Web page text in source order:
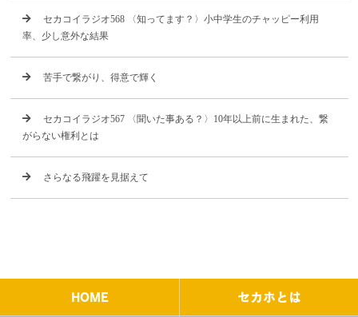
セカコイラジオ568 〈知ってます？〉小中学生のチャッピー利用
率、少し意外な結果
苦手で繋がり、得意で輝く
セカコイラジオ567 〈聞いた事ある？〉10年以上前に生まれた、繋
がらない権利とは
さらなる飛躍を見据えて
HOME セカホとは